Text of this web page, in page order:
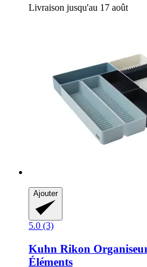
Livraison jusqu'au 17 août
Ajouter
5.0 (3)
Kuhn Rikon
Éléments